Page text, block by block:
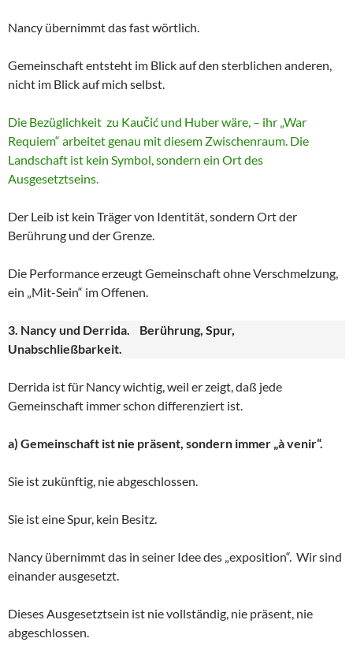
Nancy übernimmt das fast wörtlich.
Gemeinschaft entsteht im Blick auf den sterblichen anderen,
nicht im Blick auf mich selbst.
Die Bezüglichkeit zu Kaučić und Huber wäre, – ihr „War
Requiem“ arbeitet genau mit diesem Zwischenraum. Die
Landschaft ist kein Symbol, sondern ein Ort des
Ausgesetztseins.
Der Leib ist kein Träger von Identität, sondern Ort der
Berührung und der Grenze.
Die Performance erzeugt Gemeinschaft ohne Verschmelzung,
ein „Mit-Sein“ im Offenen.
3. Nancy und Derrida. Berührung, Spur,
Unabschließbarkeit.
Derrida ist für Nancy wichtig, weil er zeigt, daß jede
Gemeinschaft immer schon differenziert ist.
a) Gemeinschaft ist nie präsent, sondern immer „à venir“.
Sie ist zukünftig, nie abgeschlossen.
Sie ist eine Spur, kein Besitz.
Nancy übernimmt das in seiner Idee des „exposition“. Wir sind
einander ausgesetzt.
Dieses Ausgesetztsein ist nie vollständig, nie präsent, nie
abgeschlossen.